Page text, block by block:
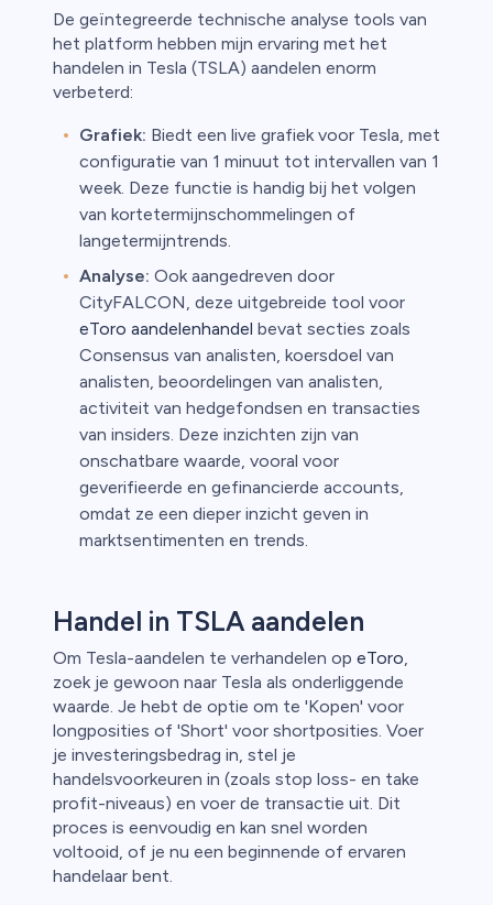
De geïntegreerde technische analyse tools van
het platform hebben mijn ervaring met het
handelen in Tesla (TSLA) aandelen enorm
verbeterd:
Grafiek: Biedt een live grafiek voor Tesla, met
configuratie van 1 minuut tot intervallen van 1
week. Deze functie is handig bij het volgen
van kortetermijnschommelingen of
langetermijntrends.
Analyse: Ook aangedreven door
CityFALCON, deze uitgebreide tool voor
eToro aandelenhandel bevat secties zoals
Consensus van analisten, koersdoel van
analisten, beoordelingen van analisten,
activiteit van hedgefondsen en transacties
van insiders. Deze inzichten zijn van
onschatbare waarde, vooral voor
geverifieerde en gefinancierde accounts,
omdat ze een dieper inzicht geven in
marktsentimenten en trends.
Handel in TSLA aandelen
Om Tesla-aandelen te verhandelen op eToro,
zoek je gewoon naar Tesla als onderliggende
waarde. Je hebt de optie om te 'Kopen' voor
longposities of 'Short' voor shortposities. Voer
je investeringsbedrag in, stel je
handelsvoorkeuren in (zoals stop loss- en take
profit-niveaus) en voer de transactie uit. Dit
proces is eenvoudig en kan snel worden
voltooid, of je nu een beginnende of ervaren
handelaar bent.